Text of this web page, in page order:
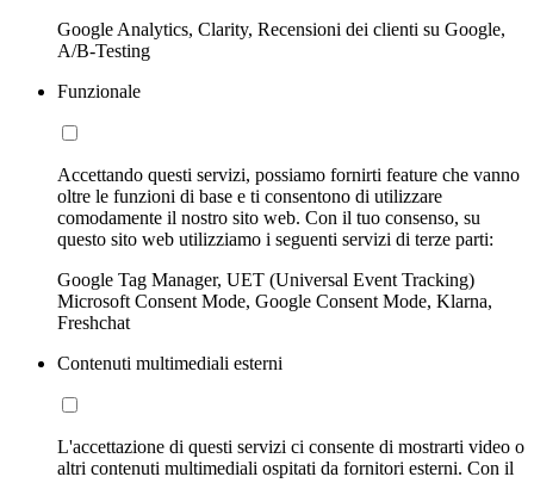
Google Analytics, Clarity, Recensioni dei clienti su Google,
A/B-Testing
Funzionale
Accettando questi servizi, possiamo fornirti feature che vanno
oltre le funzioni di base e ti consentono di utilizzare
comodamente il nostro sito web. Con il tuo consenso, su
questo sito web utilizziamo i seguenti servizi di terze parti:
Google Tag Manager, UET (Universal Event Tracking)
Microsoft Consent Mode, Google Consent Mode, Klarna,
Freshchat
Contenuti multimediali esterni
L'accettazione di questi servizi ci consente di mostrarti video o
altri contenuti multimediali ospitati da fornitori esterni. Con il